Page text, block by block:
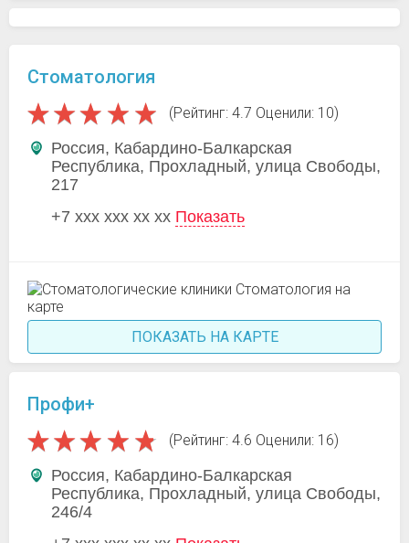
Стоматология
(Рейтинг: 4.7 Оценили: 10)
Россия, Кабардино-Балкарская
Республика, Прохладный, улица Свободы,
217
+7 xxx xxx xx xx Показать
ПОКАЗАТЬ НА КАРТЕ
Профи+
(Рейтинг: 4.6 Оценили: 16)
Россия, Кабардино-Балкарская
Республика, Прохладный, улица Свободы,
246/4